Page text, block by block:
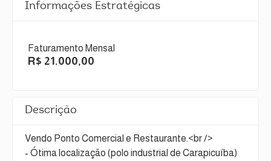
Informações Estratégicas
Faturamento Mensal
R$ 21.000,00
Descrição
Vendo Ponto Comercial e Restaurante.<br />
- Ótima localização (polo industrial de Carapicuíba)